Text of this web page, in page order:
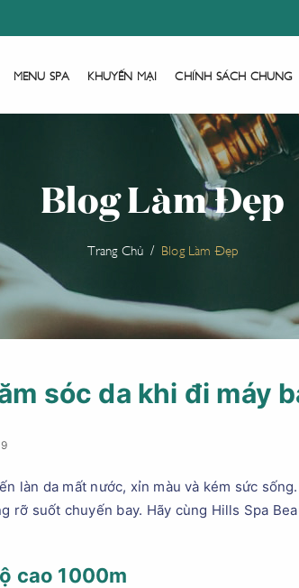
MENU SPA KHUYẾN MẠI CHÍNH SÁCH CHUNG
Blog Làm Đẹp
Trang Chủ Blog Làm Đẹp
sóc da khi đi máy
làn da mất nước, xỉn màu và kém sức
rỡ suốt chuyến bay. Hãy cùng Hills Spa
cao 1000m